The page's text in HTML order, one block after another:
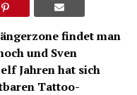
findet man
und Sven
Jahren hat sich
Tattoo-